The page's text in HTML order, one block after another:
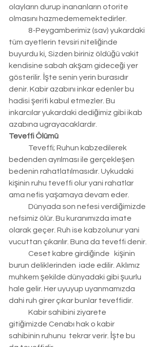
olayların durup inananların otorite
olmasını hazmedememektedirler.
tüm ayetlerin tevsiri niteliğinde
buyurdu ki, Sizden biriniz öldüğü vakit
kendisine sabah akşam gideceği yer
gösterilir. İşte senin yerin burasıdır
denir. Kabir azabını inkar edenler bu
hadisi şerifi kabul etmezler. Bu
inkarcılar yukardaki dediğimiz gibi ikab
azabına ugrayacaklardır.
Teveffi Ölümü
bedenden ayrılması ile gerçekleşen
bedenin rahatlatılmasıdır. Uykudaki
kişinin ruhu teveffi olur yani rahatlar
ama nefis yaşamaya devam eder.
nefsimiz ölür. Bu kuranımızda imate
olarak geçer. Ruh ise kabzolunur yani
vucuttan çıkarılır. Buna da teveffi denir.
burun deliklerinden  iade edilir. Aklımız
muhkem şekilde dünyadaki gibi şuurlu
hale gelir. Her uyuyup uyanmamızda
dahi ruh girer çıkar bunlar teveffidir.
gitiğimizde Cenabı hak o kabir
sahibinin ruhunu  tekrar verir. İşte bu